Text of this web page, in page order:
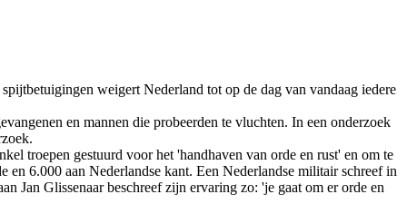
weigert Nederland tot op de dag van vandaag iedere
en mannen die probeerden te vluchten. In een onderzoek
troepen gestuurd voor het 'handhaven van orde en rust' en om te
6.000 aan Nederlandse kant. Een Nederlandse militair schreef in
Jan Glissenaar beschreef zijn ervaring zo: 'je gaat om er orde en